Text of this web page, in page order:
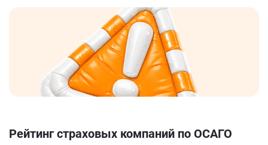
Рейтинг страховых компаний по ОСАГО